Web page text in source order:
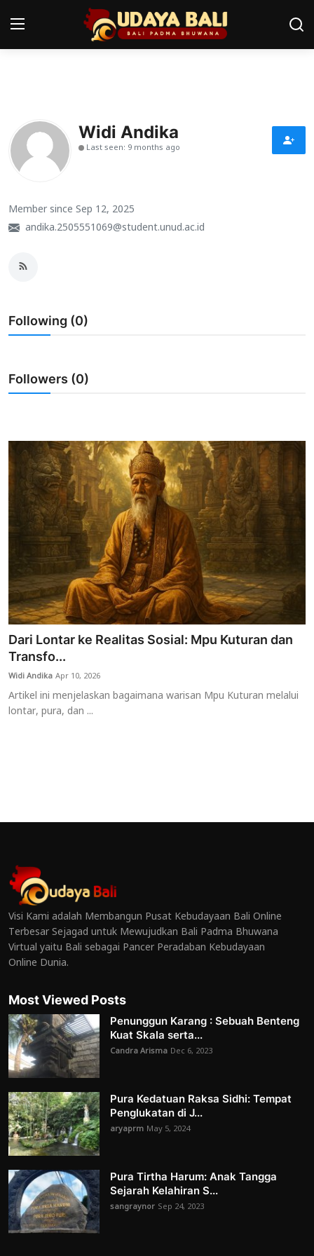
Pura
Desa Adat
Kearifan lokal
Seni
Usadha
Indonesia
Widi Andika
Last seen: 9 months ago
Member since Sep 12, 2025
andika.2505551069@student.unud.ac.id
Following (0)
Followers (0)
Dari Lontar ke Realitas Sosial: Mpu Kuturan dan
Transfo...
Widi AndikaApr 10, 2026
Artikel ini menjelaskan bagaimana warisan Mpu Kuturan melalui
lontar, pura, dan ...
Visi Kami adalah Membangun Pusat Kebudayaan Bali Online
Terbesar Sejagad untuk Mewujudkan Bali Padma Bhuwana
Virtual yaitu Bali sebagai Pancer Peradaban Kebudayaan
Online Dunia.
Most Viewed Posts
Penunggun Karang : Sebuah Benteng
Kuat Skala serta...
Candra Arisma Dec 6, 2023
Pura Kedatuan Raksa Sidhi: Tempat
Penglukatan di J...
aryaprm May 5, 2024
Pura Tirtha Harum: Anak Tangga
Sejarah Kelahiran S...
sangraynor Sep 24, 2023